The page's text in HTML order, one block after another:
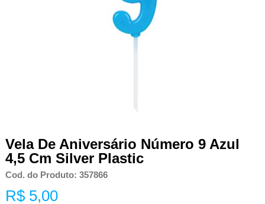
Vela De Aniversário Número 9 Azul
4,5 Cm Silver Plastic
Cod. do Produto: 357866
R$ 5,00